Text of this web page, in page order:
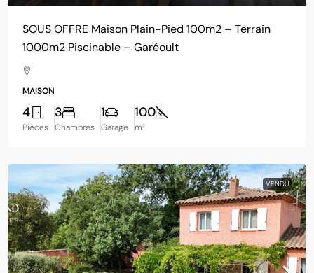
SOUS OFFRE Maison Plain-Pied 100m2 – Terrain
1000m2 Piscinable – Garéoult
MAISON
4
Pièces
3
Chambres
1
Garage
100
m²
VENDU